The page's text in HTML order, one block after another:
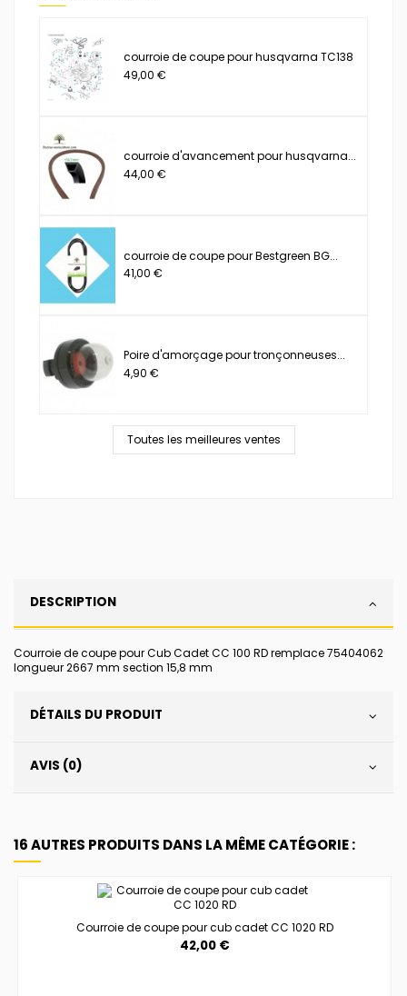
courroie de coupe pour husqvarna TC138
49,00 €
courroie d'avancement pour husqvarna...
44,00 €
courroie de coupe pour Bestgreen BG...
41,00 €
Poire d'amorçage pour tronçonneuses...
4,90 €
Toutes les meilleures ventes
DESCRIPTION
Courroie de coupe pour Cub Cadet CC 100 RD remplace 75404062
longueur 2667 mm section 15,8 mm
DÉTAILS DU PRODUIT
AVIS (0)
16 AUTRES PRODUITS DANS LA MÊME CATÉGORIE :
Courroie de coupe pour cub cadet CC 1020 RD
42,00 €